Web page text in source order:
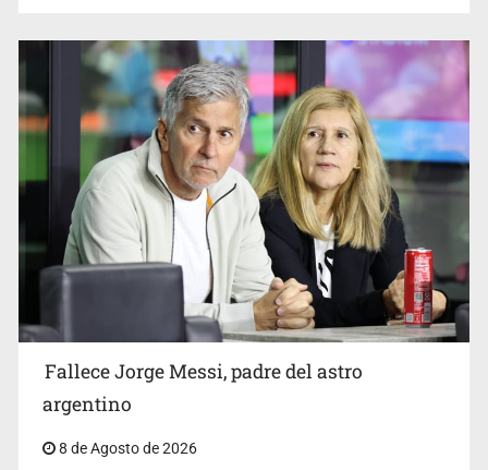
Realizan primera boda de personas sordas en Zapopan
El Senado de EE.UU. confirma a Todd Blanche,
exabogado de Trump, como fiscal general
Fallece Jorge Messi, padre del astro
argentino
8 de Agosto de 2026